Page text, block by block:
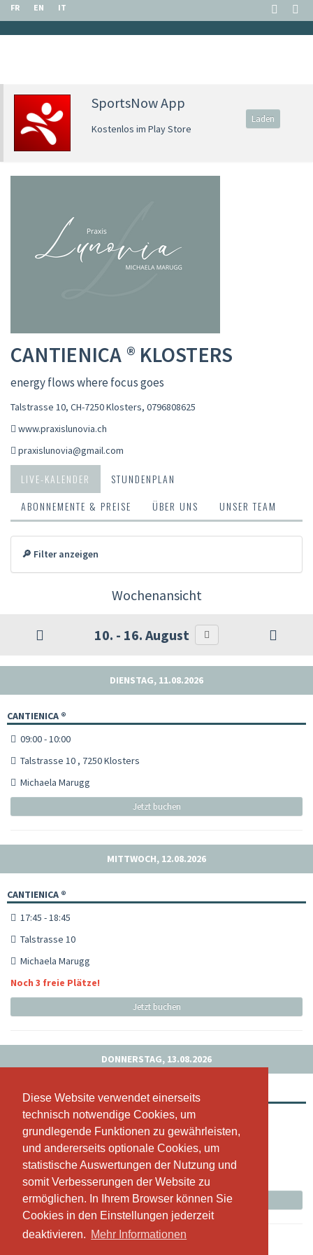
Diese Website verwendet einerseits
technisch notwendige Cookies, um
grundlegende Funktionen zu gewährleisten,
und andererseits optionale Cookies, um
statistische Auswertungen der Nutzung und
somit Verbesserungen der Website zu
ermöglichen. In Ihrem Browser können Sie
Cookies in den Einstellungen jederzeit
deaktivieren. Mehr Informationen
Diese Website verwendet einerseits
technisch notwendige Cookies, um
grundlegende Funktionen zu gewährleisten,
und andererseits optionale Cookies, um
statistische Auswertungen der Nutzung und
somit Verbesserungen der Website zu
ermöglichen. In Ihrem Browser können Sie
Cookies in den Einstellungen jederzeit
deaktivieren. Mehr Informationen
FR EN IT
SportsNow App
Kostenlos im Play Store
Laden
CANTIENICA ® KLOSTERS
energy flows where focus goes
Talstrasse 10, CH-7250 Klosters, 0796808625
www.praxislunovia.ch
praxislunovia@gmail.com
LIVE-KALENDER
STUNDENPLAN
ABONNEMENTE & PREISE
ÜBER UNS UNSER TEAM
🔎 Filter anzeigen
Wochenansicht
10. - 16. August
DIENSTAG, 11.08.2026
CANTIENICA ®
09:00 - 10:00
Talstrasse 10 , 7250 Klosters
Michaela Marugg
Jetzt buchen
MITTWOCH, 12.08.2026
CANTIENICA ®
17:45 - 18:45
Talstrasse 10
Michaela Marugg
Noch 3 freie Plätze!
Jetzt buchen
DONNERSTAG, 13.08.2026
CANTIENICA ®
12:30 - 13:30
Talstrasse 10
Michaela Marugg
Die Stunde wurde abgesagt
Jetzt buchen